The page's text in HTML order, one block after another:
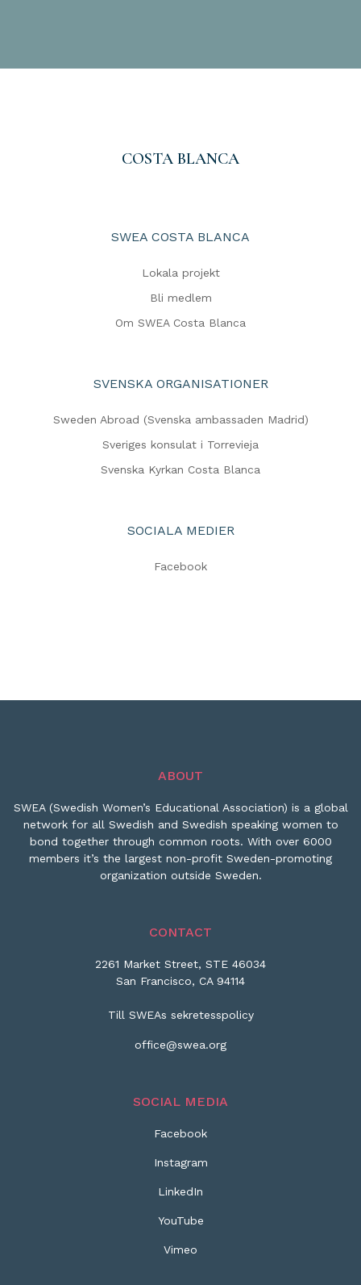
COSTA BLANCA
SWEA COSTA BLANCA
Lokala projekt
Bli medlem
Om SWEA Costa Blanca
SVENSKA ORGANISATIONER
Sweden Abroad (Svenska ambassaden Madrid)
Sveriges konsulat i Torrevieja
Svenska Kyrkan Costa Blanca
SOCIALA MEDIER
Facebook
ABOUT
SWEA (Swedish Women’s Educational Association) is a global
network for all Swedish and Swedish speaking women to
bond together through common roots. With over 6000
members it’s the largest non-profit Sweden-promoting
organization outside Sweden.
CONTACT
2261 Market Street, STE 46034
San Francisco, CA 94114
Till SWEAs sekretesspolicy
office@swea.org
SOCIAL MEDIA
Facebook
Instagram
LinkedIn
YouTube
Vimeo